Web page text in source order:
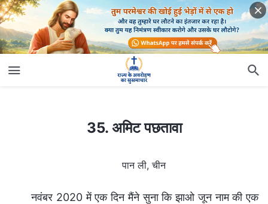
35. अमिट पछतावा
पान ली, चीन
नवंबर 2020 में एक दिन मैंने सुना कि झाओ जून नाम की एक